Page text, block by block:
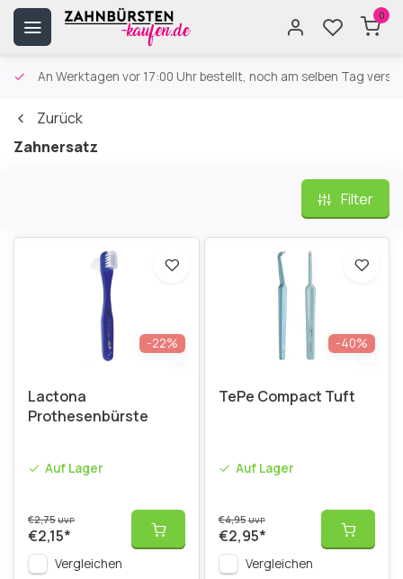
0
An Werktagen vor 17:00 Uhr bestellt, noch am selben Tag
Zurück
Zahnersatz
Filter
-22%
Lactona
Prothesenbürste
Auf Lager
€2,75UVP
€2,15*
Vergleichen
-40%
TePe Compact Tuft
Auf Lager
€4,95UVP
€2,95*
Vergleichen